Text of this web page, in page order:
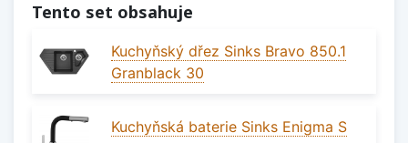
Tento set obsahuje
Kuchyňský dřez Sinks Bravo 850.1
Granblack 30
Kuchyňská baterie Sinks Enigma S